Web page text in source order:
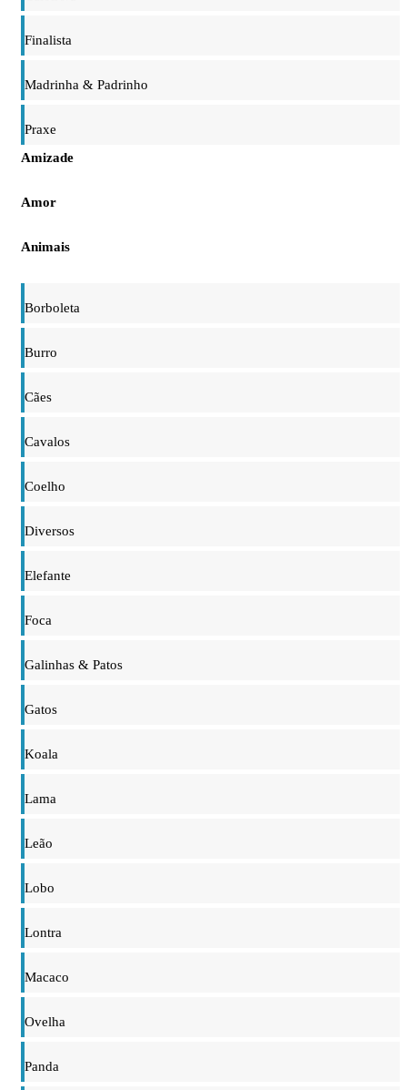
Finalista
Madrinha & Padrinho
Praxe
Amizade
Amor
Animais
Borboleta
Burro
Cães
Cavalos
Coelho
Diversos
Elefante
Foca
Galinhas & Patos
Gatos
Koala
Lama
Leão
Lobo
Lontra
Macaco
Ovelha
Panda